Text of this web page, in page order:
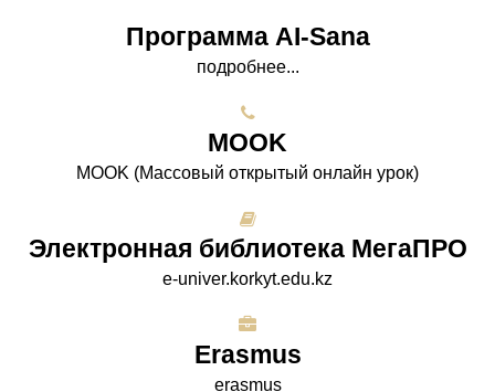
Программа AI-Sana
подробнее...
МООK
МООK (Массовый открытый онлайн урок)
Электронная библиотека МегаПРО
e-univer.korkyt.edu.kz
Erasmus
erasmus